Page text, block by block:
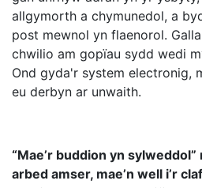
allgymorth a chymunedol, a
post mewnol yn flaenorol.
chwilio am gopïau sydd wedi
Ond gyda'r system electronig,
eu derbyn ar unwaith.
“Mae’r buddion yn sylweddol”
arbed amser, mae’n well i’r